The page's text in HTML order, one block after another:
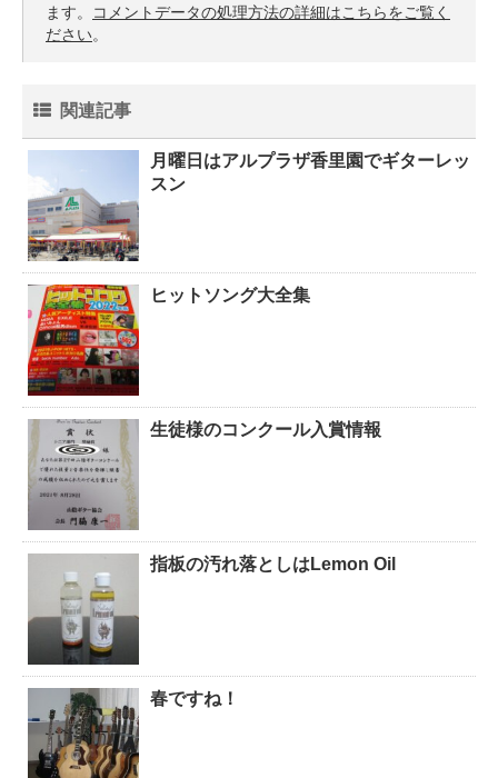
ます。
コメントデータの処理方法の詳細はこちらをご覧く
ださい。
関連記事
月曜日はアルプラザ香里園でギターレッ
スン
ヒットソング大全集
生徒様のコンクール入賞情報
指板の汚れ落としはLemon Oil
春ですね！